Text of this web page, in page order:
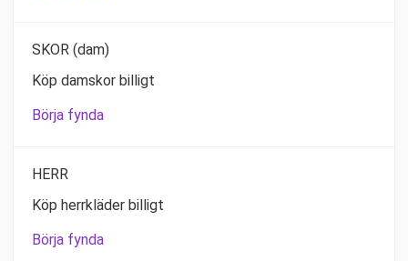
SKOR (dam)
Köp damskor billigt
Börja fynda
HERR
Köp herrkläder billigt
Börja fynda